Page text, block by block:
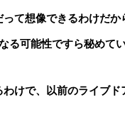
て想像できるわけだ
可能性ですら秘めてい
けで、以前のライブ